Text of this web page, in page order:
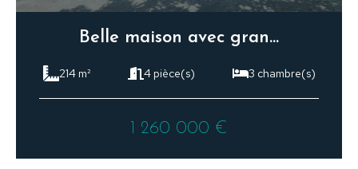
Belle maison avec grand jardin arboré et garage.
214 m² 4 pièce(s) 3 chambre(s)
1 260 000 €